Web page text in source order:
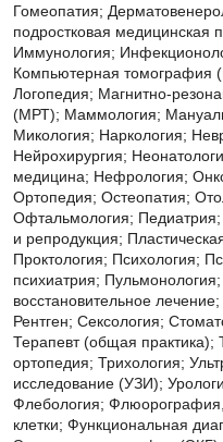
Гомеопатия;
подростковая медицинская
Иммунология;
Компьютерная томография
Логопедия; Магнитно-
(МРТ); Маммология;
Микология; Наркология;
Нейрохирургия;
медицина; Нефрология;
Ортопедия; Остеопатия;
Офтальмология;
и репродукция;
Проктология; Психология;
психиатрия;
восстановительное
Рентген; Сексология;
Терапевт (общая практика);
ортопедия; Трихология;
исследование (УЗИ);
Флебология; Флюорография,
клетки; Функциональная